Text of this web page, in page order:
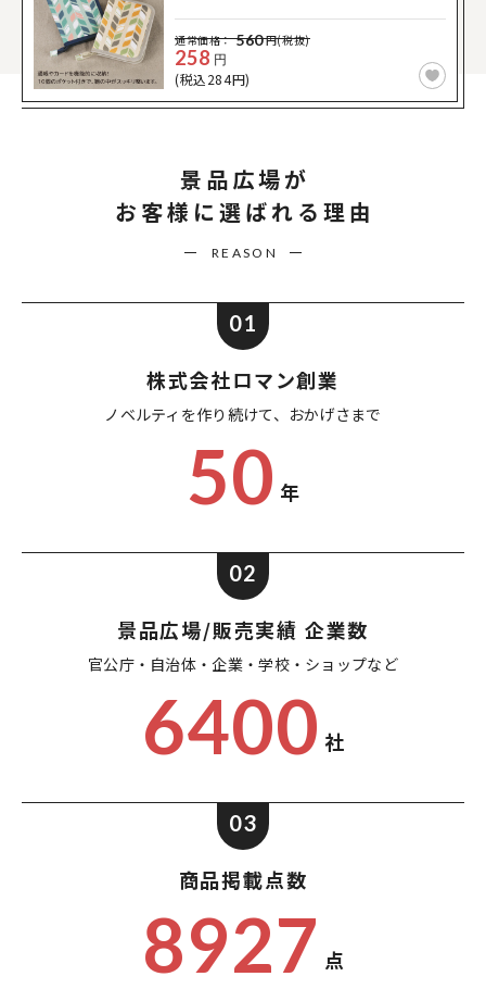
通常価格： 560円(税抜)
258 円
(税込284円)
景品広場が
お客様に選ばれる理由
REASON
01
株式会社ロマン創業
ノベルティを作り続けて、 おかげさまで
50 年
02
景品広場/販売実績 企業数
官公庁・自治体・企業・学校・ショップなど
6400 社
03
商品掲載点数
8927 点